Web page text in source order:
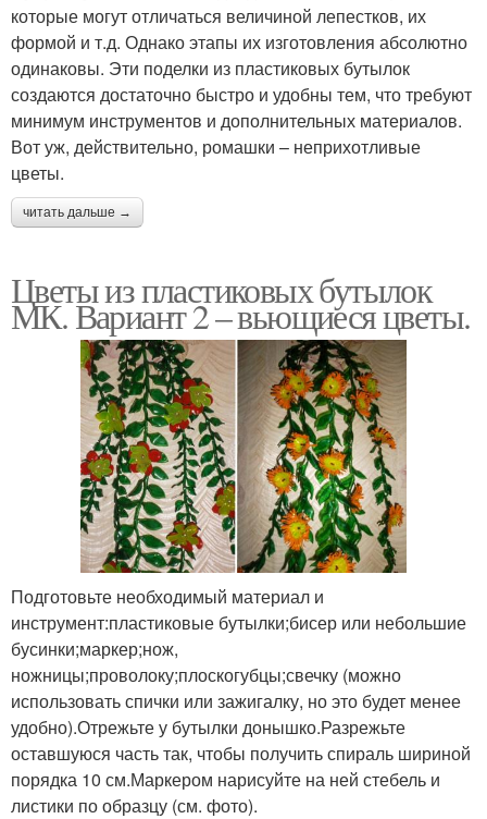
которые могут отличаться величиной лепестков, их
формой и т.д. Однако этапы их изготовления абсолютно
одинаковы. Эти поделки из пластиковых бутылок
создаются достаточно быстро и удобны тем, что требуют
минимум инструментов и дополнительных материалов.
Вот уж, действительно, ромашки – неприхотливые
цветы.
читать дальше →
Цветы из пластиковых бутылок
МК. Вариант 2 – вьющиеся цветы.
Подготовьте необходимый материал и
инструмент:пластиковые бутылки;бисер или небольшие
бусинки;маркер;нож,
ножницы;проволоку;плоскогубцы;свечку (можно
использовать спички или зажигалку, но это будет менее
удобно).Отрежьте у бутылки донышко.Разрежьте
оставшуюся часть так, чтобы получить спираль шириной
порядка 10 см.Маркером нарисуйте на ней стебель и
листики по образцу (см. фото).